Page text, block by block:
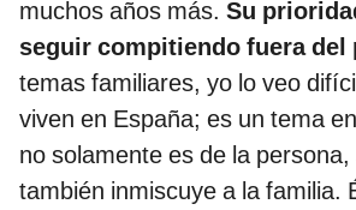
muchos años más. Su
seguir compitiendo fuera del
temas familiares, yo lo veo
viven en España; es un tema
no solamente es de la
también inmiscuye a la familia.